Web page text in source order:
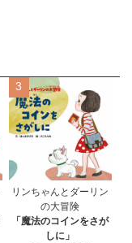
3
リンちゃんとダーリン
の大冒険
「魔法のコインをさが
しに」